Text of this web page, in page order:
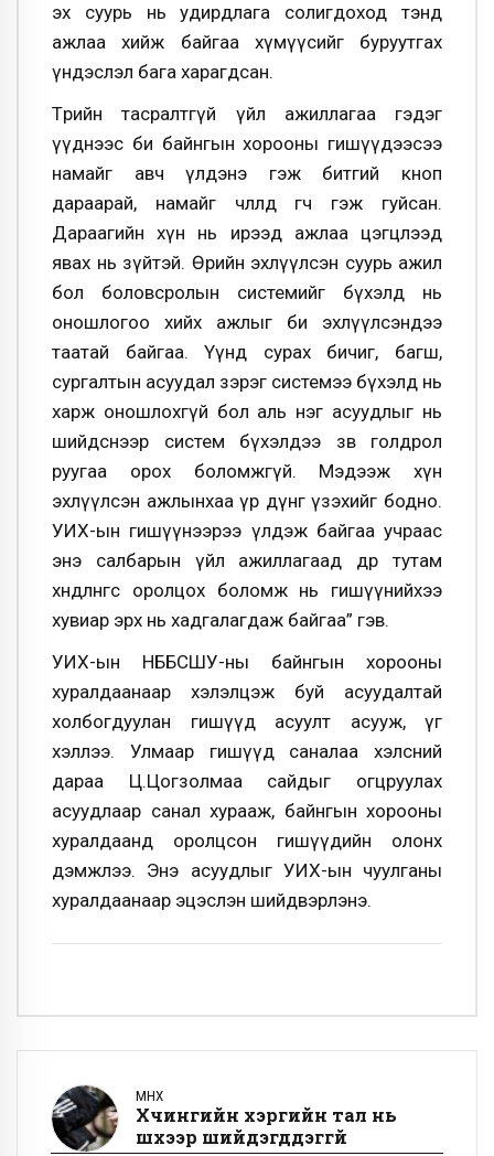
эх суурь нь удирдлага солигдоход тэнд
ажлаа хийж байгаа хүмүүсийг буруутгах
үндэслэл бага харагдсан.
Төрийн тасралтгүй үйл ажиллагаа гэдэг
үүднээс би байнгын хорооны гишүүдээсээ
намайг авч үлдэнэ гэж битгий кноп
дараарай, намайг чөлөөлөөд өгөөч гэж гуйсан.
Дараагийн хүн нь ирээд ажлаа цэгцлээд
явах нь зүйтэй. Өөрийн эхлүүлсэн суурь ажил
бол боловсролын системийг бүхэлд нь
оношлогоо хийх ажлыг би эхлүүлсэндээ
таатай байгаа. Үүнд сурах бичиг, багш,
сургалтын асуудал зэрэг системээ бүхэлд нь
харж оношлохгүй бол аль нэг асуудлыг нь
шийдснээр систем бүхэлдээ зөв голдрол
руугаа орох боломжгүй. Мэдээж хүн
эхлүүлсэн ажлынхаа үр дүнг үзэхийг бодно.
УИХ-ын гишүүнээрээ үлдэж байгаа учраас
энэ салбарын үйл ажиллагаад өдөр тутам
хөндлөнгөөс оролцох боломж нь гишүүнийхээ
хувиар эрх нь хадгалагдаж байгаа” гэв.
УИХ-ын НББСШУ-ны байнгын хорооны
хуралдаанаар хэлэлцэж буй асуудалтай
холбогдуулан гишүүд асуулт асууж, үг
хэллээ. Улмаар гишүүд саналаа хэлсний
дараа Ц.Цогзолмаа сайдыг огцруулах
асуудлаар санал хурааж, байнгын хорооны
хуралдаанд оролцсон гишүүдийн олонх
дэмжлээ. Энэ асуудлыг УИХ-ын чуулганы
хуралдаанаар эцэслэн шийдвэрлэнэ.
ӨМНӨХ
Хүчингийн хэргийн тал нь
шүүхээр шийдэгддэггүй